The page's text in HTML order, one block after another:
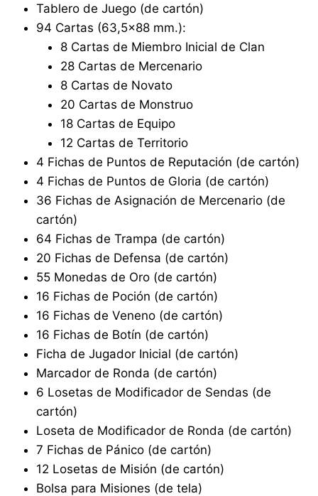
Tablero de Juego (de cartón)
94 Cartas (63,5×88 mm.):
8 Cartas de Miembro Inicial de Clan
28 Cartas de Mercenario
8 Cartas de Novato
20 Cartas de Monstruo
18 Cartas de Equipo
12 Cartas de Territorio
4 Fichas de Puntos de Reputación (de cartón)
4 Fichas de Puntos de Gloria (de cartón)
36 Fichas de Asignación de Mercenario (de
cartón)
64 Fichas de Trampa (de cartón)
20 Fichas de Defensa (de cartón)
55 Monedas de Oro (de cartón)
16 Fichas de Poción (de cartón)
16 Fichas de Veneno (de cartón)
16 Fichas de Botín (de cartón)
Ficha de Jugador Inicial (de cartón)
Marcador de Ronda (de cartón)
6 Losetas de Modificador de Sendas (de
cartón)
Loseta de Modificador de Ronda (de cartón)
7 Fichas de Pánico (de cartón)
12 Losetas de Misión (de cartón)
Bolsa para Misiones (de tela)